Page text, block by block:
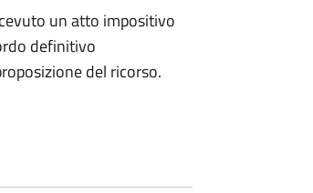
un atto impositivo
definitivo
del ricorso.